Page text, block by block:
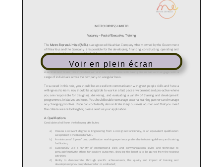
Voir en plein écran